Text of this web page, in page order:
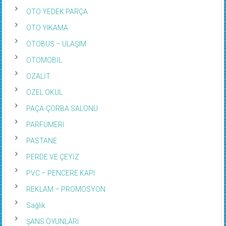
OTO YEDEK PARÇA
OTO YIKAMA
OTOBÜS – ULAŞIM
OTOMOBİL
OZALİT
ÖZEL OKUL
PAÇA-ÇORBA SALONU
PARFÜMERİ
PASTANE
PERDE VE ÇEYİZ
PVC – PENCERE KAPI
REKLAM – PROMOSYON
Sağlık
ŞANS OYUNLARI